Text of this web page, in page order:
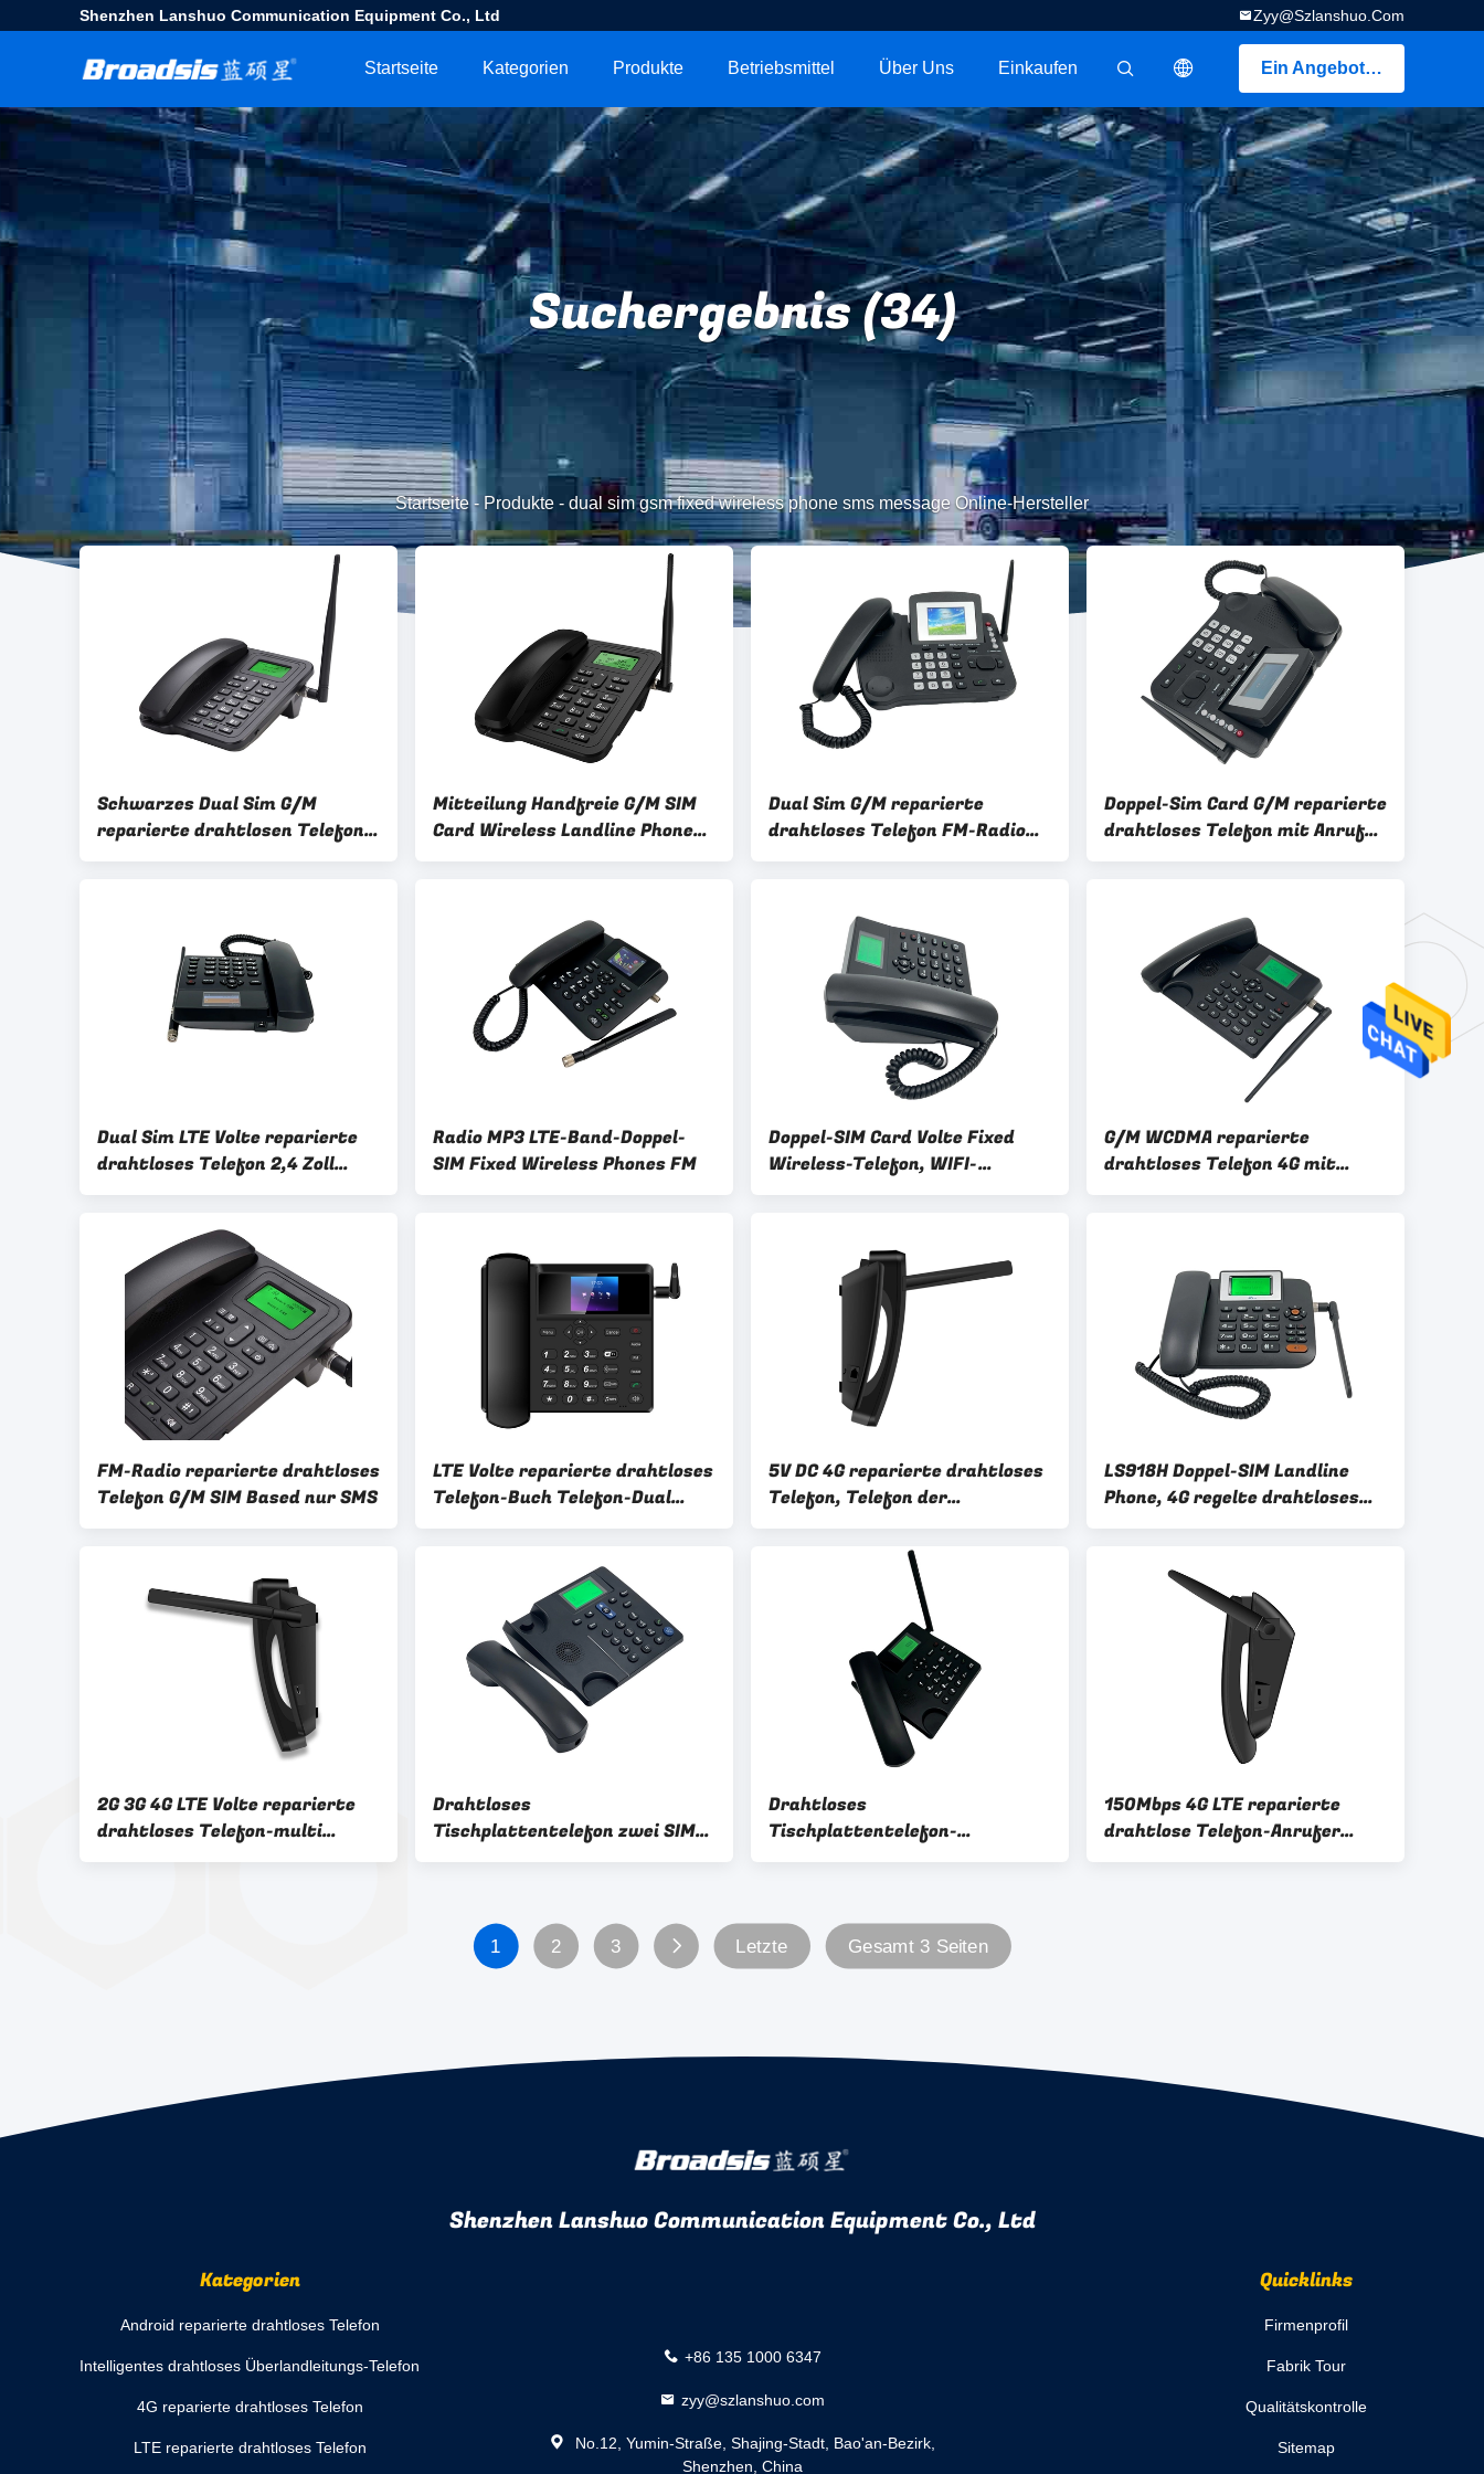
Shenzhen Lanshuo Communication Equipment Co., Ltd Zyy@szlanshuo.com
Ein Angebot bekommen
描述
Startseite Kategorien Produkte Betriebsmittel Über Uns Einkaufen
Suchergebnis (34)
Startseite - Produkte - dual sim gsm fixed wireless phone sms message Online-Hersteller
Schwarzes Dual Sim G/M
reparierte drahtlosen Telefon-
Wecker SMS
Mitteilung Handfreie G/M SIM
Card Wireless Landline Phone
SMS
Dual Sim G/M reparierte
drahtloses Telefon FM-Radio
MP3-Spiel
Doppel-Sim Card G/M reparierte
drahtloses Telefon mit Anrufer
Identifikations-Ersatzbatterie
Dual Sim LTE Volte reparierte
drahtloses Telefon 2,4 Zoll
TFT-Anzeige
Radio MP3 LTE-Band-Doppel-
SIM Fixed Wireless Phones FM
Doppel-SIM Card Volte Fixed
Wireless-Telefon, WIFI-
Krisenherd-Überlandleitungs-
G/M WCDMA reparierte
drahtloses Telefon 4G mit
Volte-Unterstützung und WIFI-
FM-Radio reparierte drahtloses
Telefon G/M SIM Based nur SMS
LTE Volte reparierte drahtloses
Telefon-Buch Telefon-Dual
Sims SMS
5V DC 4G reparierte drahtloses
Telefon, Telefon der
Überlandleitungs-4G mit WIFI-
Krisenherd Bluetooth
LS918H Doppel-SIM Landline
Phone, 4G regelte drahtloses
Telefon-Ersatzbatterie-
2G 3G 4G LTE Volte reparierte
drahtloses Telefon-multi
Sprachen-DC-Sockel
Drahtloses
Tischplattentelefon zwei SIM
G/M, G/M basierte örtlich
Drahtloses
Tischplattentelefon-
Ersatzbatterie Dual Sims 4G
150Mbps 4G LTE reparierte
drahtlose Telefon-Anrufer
Identifikations-Ersatzbatterie
1 2 3 Letzte Gesamt 3 Seiten
Shenzhen Lanshuo Communication Equipment Co., Ltd
Kategorien
Android reparierte drahtloses Telefon
Intelligentes drahtloses Überlandleitungs-Telefon
4G reparierte drahtloses Telefon
LTE reparierte drahtloses Telefon
+86 135 1000 6347
zyy@szlanshuo.com
No.12, Yumin-Straße, Shajing-Stadt, Bao'an-Bezirk,
Shenzhen, China
Quicklinks
Firmenprofil
Fabrik Tour
Qualitätskontrolle
Sitemap